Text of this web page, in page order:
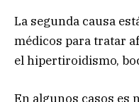
La segunda causa
médicos para tratar
el hipertiroidismo,
En algunos casos es